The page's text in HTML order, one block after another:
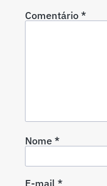
Comentário*
Nome*
E-mail*